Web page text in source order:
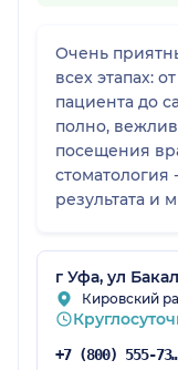
Очень
всех этапах:
пациента до
полно,
посещения
результата и
очень
г Уфа, ул
Кировский
+7 (800)